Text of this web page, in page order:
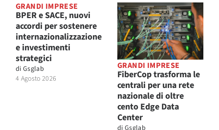
GRANDI IMPRESE
BPER e SACE, nuovi
accordi per sostenere
internazionalizzazione
e investimenti
strategici
di Gsglab
4 Agosto 2026
GRANDI IMPRESE
FiberCop trasforma le
centrali per una rete
nazionale di oltre
cento Edge Data
Center